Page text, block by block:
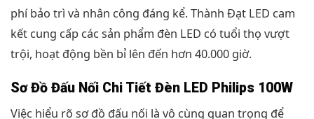
phí bảo trì và nhân công đáng kể. Thành Đạt LED cam
kết cung cấp các sản phẩm đèn LED có tuổi thọ vượt
trội, hoạt động bền bỉ lên đến hơn 40.000 giờ.
Sơ Đồ Đấu Nối Chi Tiết Đèn LED Philips 100W
Việc hiểu rõ sơ đồ đấu nối là vô cùng quan trọng để